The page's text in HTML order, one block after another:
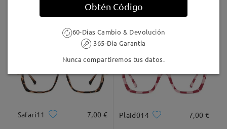
AC49995 24,95 € F907 17,00 €
Safari11 7,00 € Plaid014 7,00 €
Obtén Código
60-Días Cambio & Devolución
365-Día Garantía
Nunca compartiremos tus datos.